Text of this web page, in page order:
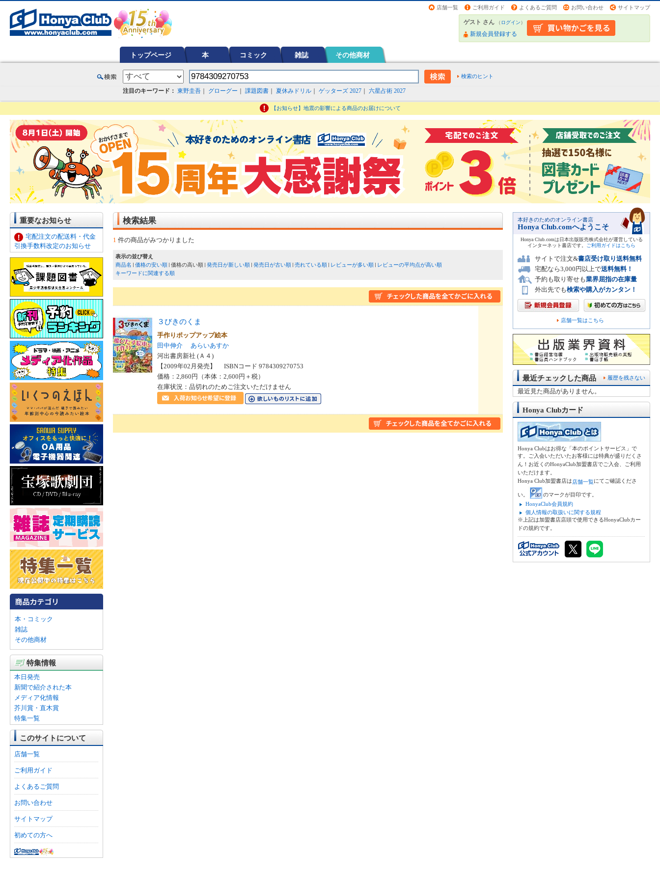
店舗一覧 ご利用ガイド よくあるご質問 お問い合わせ サイトマップ
ゲスト さん （ログイン）
新規会員登録する
トップページ 本 コミック 雑誌 その他商材
検索のヒント
注目のキーワード： 東野圭吾 グローグー 課題図書 夏休みドリル ゲッターズ 2027 六星占術 2027
【お知らせ】地震の影響による商品のお届けについて
重要なお知らせ
宅配注文の配送料・代金
引換手数料改定のお知らせ
本・コミック
雑誌
その他商材
特集情報
本日発売
新聞で紹介された本
メディア化情報
芥川賞・直木賞
特集一覧
このサイトについて
店舗一覧
ご利用ガイド
よくあるご質問
お問い合わせ
サイトマップ
初めての方へ
検索結果
1 件の商品がみつかりました
表示の並び替え
商品名
価格の安い順 価格の高い順 発売日が新しい順 発売日が古い順 売れている順 レビューが多い順
レビューの平均点が高い順
キーワードに関連する順
３びきのくま
手作りポップアップ絵本
田中伸介
あらいあすか
河出書房新社 (Ａ４)
【2009年02月発売】 ISBNコード 9784309270753
価格：2,860円（本体：2,600円＋税）
在庫状況：品切れのためご注文いただけません
本好きのためのオンライン書店
Honya Club.comへようこそ
Honya Club.comは日本出版販売株式会社が運営している
インターネット書店です。
ご利用ガイドはこちら
サイトで注文&書店受け取り送料無料
宅配なら3,000円以上で送料無料！
予約も取り寄せも業界屈指の在庫量
外出先でも検索や購入がカンタン！
店舗一覧はこちら
履歴を残さない
最近チェックした商品
最近見た商品がありません。
Honya Clubカード
Honya Clubはお得な「本のポイントサービス」で
す。ご入会いただいたお客様には特典が盛りだくさ
ん！お近くのHonyaClub加盟書店でご入会、ご利用
いただけます。
Honya Club加盟書店は店舗一覧にてご確認くださ
い。
のマークが目印です。
HonyaClub会員規約
個人情報の取扱いに関する規程
※上記は加盟書店店頭で使用できるHonyaClubカー
ドの規約です。